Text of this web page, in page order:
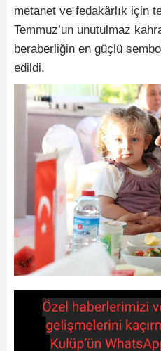
metanet ve fedakârlık için
Temmuz’un unutulmaz
beraberliğin en güçlü
edildi.